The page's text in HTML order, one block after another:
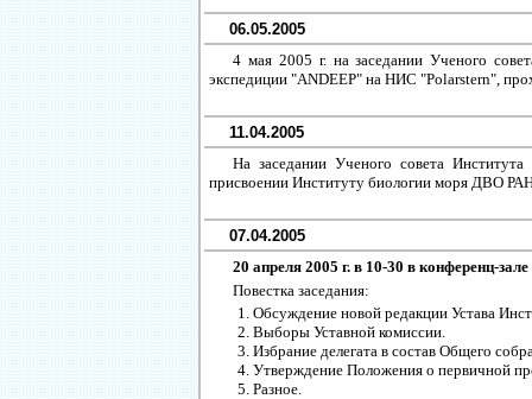
06.05.2005
4 мая 2005 г. на заседании Ученого
экспедиции "ANDEEP" на НИС "Polarstern",
11.04.2005
На заседании Ученого совета
присвоении Институту биологии моря ДВО
07.04.2005
20 апреля 2005 г. в 10-30 в конференц-
Повестка заседания:
Обсуждение новой редакции Устава
Выборы Уставной комиссии.
Избрание делегата в состав Общего
Утверждение Положения о первичной
Разное.